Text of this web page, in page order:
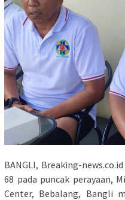
BANGLI, Breaking-
68 pada puncak perayaan,
Center, Bebalang, Bangli